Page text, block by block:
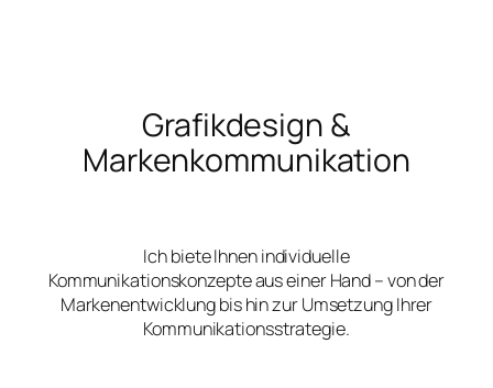
Grafikdesign &
Markenkommunikation
Ich biete Ihnen individuelle
Kommunikationskonzepte aus einer Hand – von der
Markenentwicklung bis hin zur Umsetzung Ihrer
Kommunikationsstrategie.